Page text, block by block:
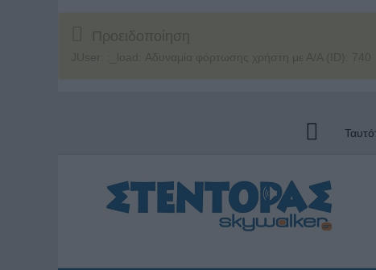
Προειδοποίηση
JUser: :_load: Αδυναμία φόρτωσης χρήστη με Α/Α (ID): 740